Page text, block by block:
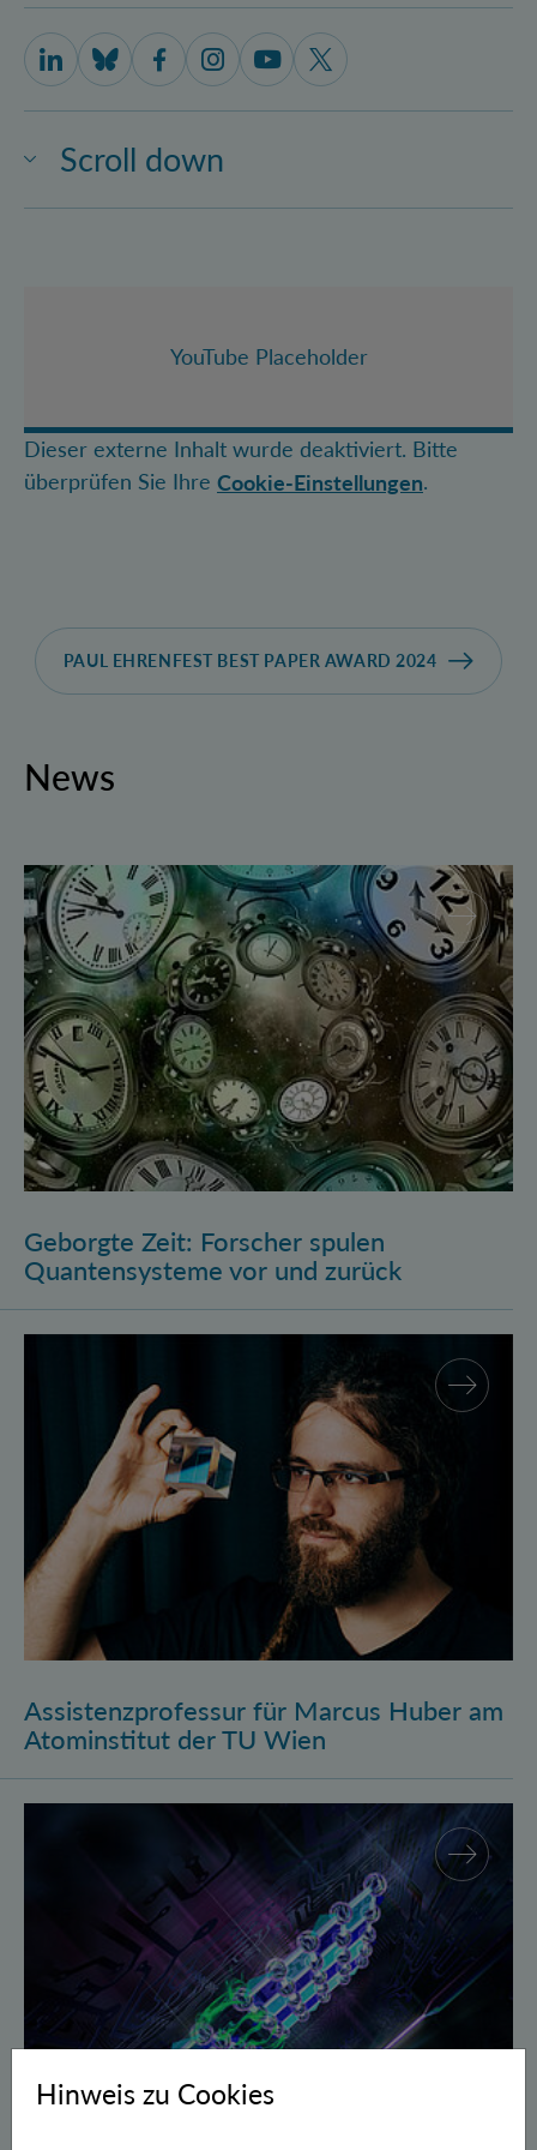
Scroll down
IQOQI Vienna on LinkedIn
IQOQI Vienna on Bluesky
IQOQI Vienna on Facebook
IQOQI Vienna on Instagram
IQOQI Vienna on Youtube
IQOQI Vienna on X
YouTube Placeholder
Dieser externe Inhalt wurde deaktiviert. Bitte
überprüfen Sie Ihre Cookie-Einstellungen.
PAUL EHRENFEST BEST PAPER AWARD 2024
News
Geborgte Zeit: Forscher spulen Quantensysteme vor
Geborgte Zeit: Forscher spulen
Quantensysteme vor und zurück
Assistenzprofessur für Marcus Huber am
Atominstitut der TU Wien
Gegen Fehler geschützte Quantenbits verschränkt
Hinweis zu Cookies